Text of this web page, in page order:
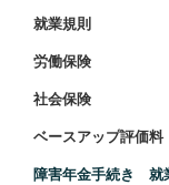
就業規則
労働保険
社会保険
ベースアップ評価料
障害年金手続き 就